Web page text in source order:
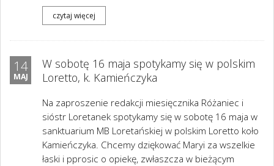
czytaj więcej
14
MAJ
W sobotę 16 maja spotykamy się w polskim
Loretto, k. Kamieńczyka
Na zaproszenie redakcji miesięcznika Różaniec i
sióstr Loretanek spotykamy się w sobotę 16 maja w
sanktuarium MB Loretańskiej w polskim Loretto koło
Kamieńczyka. Chcemy dziękować Maryi za wszelkie
łaski i pprosic o opiekę, zwłaszcza w bieżącym